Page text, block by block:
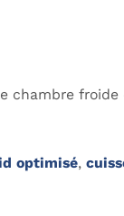
chambre
optimisé,